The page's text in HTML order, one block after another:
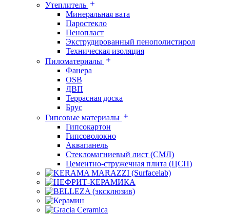
Утеплитель
Минеральная вата
Паростекло
Пенопласт
Экструдированный пенополистирол
Техническая изоляция
Пиломатериалы
Фанера
OSB
ДВП
Террасная доска
Брус
Гипсовые материалы
Гипсокартон
Гипсоволокно
Аквапанель
Стекломагниевый лист (СМЛ)
Цементно-стружечная плита (ЦСП)